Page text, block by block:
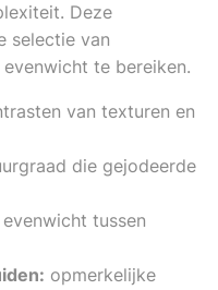
Deze
selectie van
te bereiken.
van texturen en
die gejodeerde
evenwicht tussen
opmerkelijke